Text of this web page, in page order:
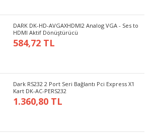
DARK DK-HD-AVGAXHDMI2 Analog VGA - Ses to
HDMI Aktif Dönüştürücü
584,72 TL
Dark RS232 2 Port Seri Bağlantı Pci Express X1
Kart DK-AC-PERS232
1.360,80 TL